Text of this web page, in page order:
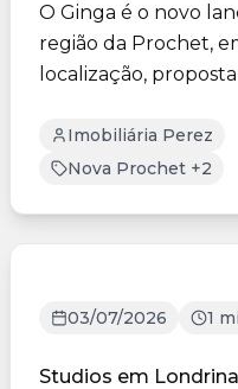
O Ginga é o novo
região da Prochet,
localização,
Imobiliária Perez
Nova Prochet +2
03/07/2026 1
Studios em